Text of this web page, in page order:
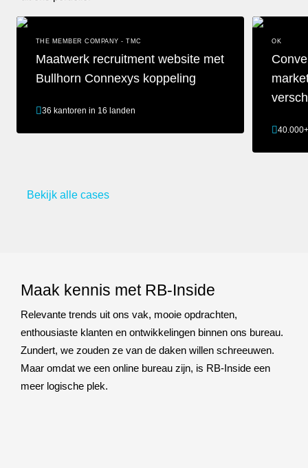
THE MEMBER COMPANY - TMC
Maatwerk recruitment website met
Bullhorn Connexys koppeling
36 kantoren in 16 landen
OK
Bekijk alle cases
Maak kennis met RB-Inside
Relevante trends uit ons vak, mooie opdrachten,
enthousiaste klanten en ontwikkelingen binnen ons bureau.
Zundert, we zouden ze van de daken willen schreeuwen.
Maar omdat we een online bureau zijn, is RB-Inside een
meer logische plek.